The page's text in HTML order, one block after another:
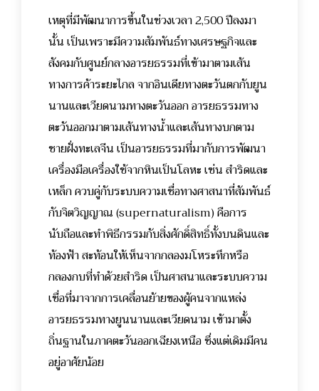
เหตุที่มีพัฒนาการขึ้นในช่วงเวลา 2,500 ปีลงมา
นั้น เป็นเพราะมีความสัมพันธ์ทางเศรษฐกิจและ
สังคมกับศูนย์กลางอารยธรรมที่เข้ามาตามเส้น
ทางการค้าระยะไกล จากอินเดียทางตะวันตกกับยูน
นานและเวียดนามทางตะวันออก อารยธรรมทาง
ตะวันออกมาตามเส้นทางน้ำและเส้นทางบกตาม
ชายฝั่งทะเลจีน เป็นอารยธรรมที่มากับการพัฒนา
เครื่องมือเครื่องใช้จากหินเป็นโลหะ เช่น สำริดและ
เหล็ก ควบคู่กับระบบความเชื่อทางศาสนาที่สัมพันธ์
กับจิตวิญญาณ (supernaturalism) คือการ
นับถือและทำพิธีกรรมกับสิ่งศักดิ์สิทธิ์ทั้งบนดินและ
ท้องฟ้า สะท้อนให้เห็นจากกลองมโหระทึกหรือ
กลองกบที่ทำด้วยสำริด เป็นศาสนาและระบบความ
เชื่อที่มาจากการเคลื่อนย้ายของผู้คนจากแหล่ง
อารยธรรมทางยูนนานและเวียดนาม เข้ามาตั้ง
ถิ่นฐานในภาคตะวันออกเฉียงเหนือ ซึ่งแต่เดิมมีคน
อยู่อาศัยน้อย